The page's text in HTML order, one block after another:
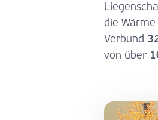
die
Verbund
von über